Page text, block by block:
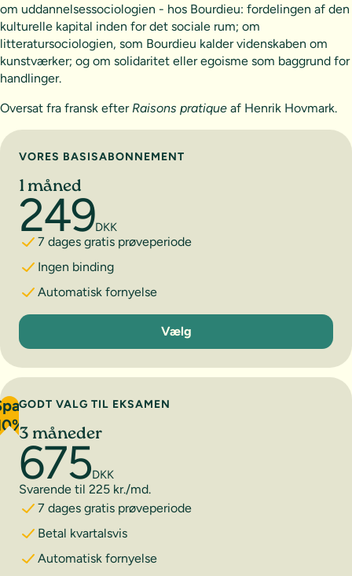
om uddannelsessociologien - hos Bourdieu: fordelingen af den
kulturelle kapital inden for det sociale rum; om
litteratursociologien, som Bourdieu kalder videnskaben om
kunstværker; og om solidaritet eller egoisme som baggrund for
handlinger.
Oversat fra fransk efter Raisons pratique af Henrik Hovmark.
Vælg abonnement
VORES BASISABONNEMENT
1 måned
249DKK
7 dages gratis prøveperiode
Ingen binding
Automatisk fornyelse
1 måned
Vælg
GODT VALG TIL EKSAMEN
3 måneder
675DKK
Svarende til 225 kr./md.
7 dages gratis prøveperiode
Betal kvartalsvis
Automatisk fornyelse